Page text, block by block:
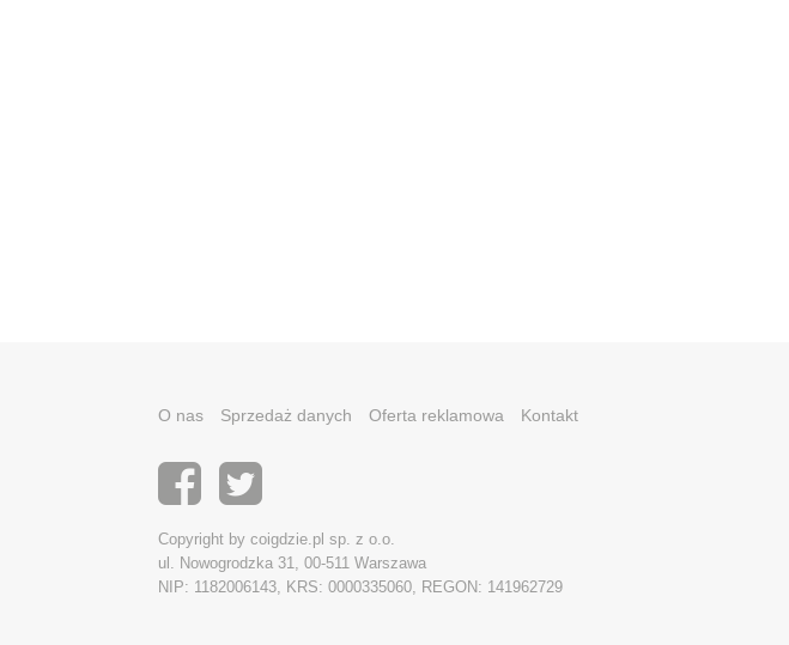
O nas Sprzedaż danych Oferta reklamowa Kontakt
Copyright by coigdzie.pl sp. z o.o.
ul. Nowogrodzka 31, 00-511 Warszawa
NIP: 1182006143, KRS: 0000335060, REGON: 141962729